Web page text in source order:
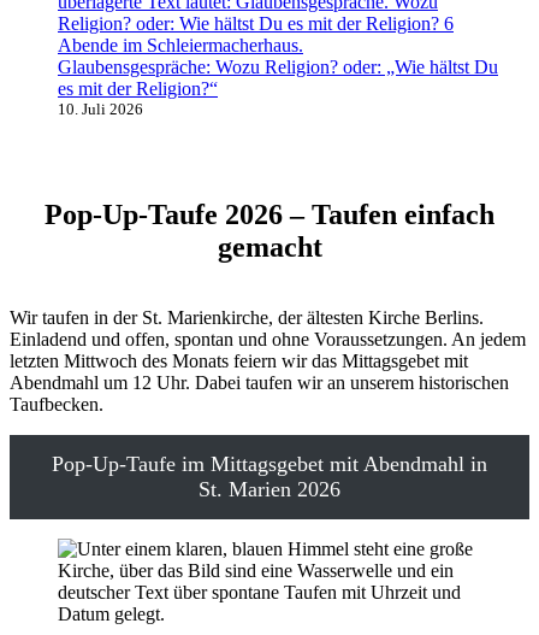
Glaubensgespräche: Wozu Religion? oder: „Wie hältst Du
es mit der Religion?“
10. Juli 2026
Pop-Up-Taufe 2026 – Taufen einfach
gemacht
Wir taufen in der St. Marienkirche, der ältesten Kirche Berlins.
Einladend und offen, spontan und ohne Voraussetzungen. An jedem
letzten Mittwoch des Monats feiern wir das Mittagsgebet mit
Abendmahl um 12 Uhr. Dabei taufen wir an unserem historischen
Taufbecken.
Pop-Up-Taufe im Mittagsgebet mit Abendmahl in
St. Marien 2026